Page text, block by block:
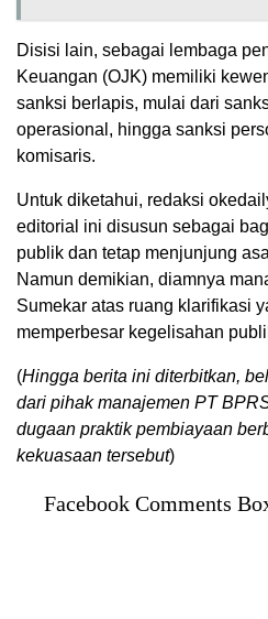
Disisi lain, sebagai lembaga
Keuangan (OJK) memiliki
sanksi berlapis, mulai dari
operasional, hingga sanksi
komisaris.
Untuk diketahui, redaksi
editorial ini disusun sebagai
publik dan tetap menjunjung
Namun demikian, diamnya
Sumekar atas ruang klarifikasi
memperbesar kegelisahan
(Hingga berita ini diterbitkan,
dari pihak manajemen PT
dugaan praktik pembiayaan
kekuasaan tersebut)
Facebook Comments